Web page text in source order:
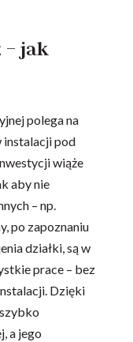
– jak
polega na
instalacji pod
wiąże
aby nie
– np.
po zapoznaniu
działki, są w
prace – bez
Dzięki
a jego